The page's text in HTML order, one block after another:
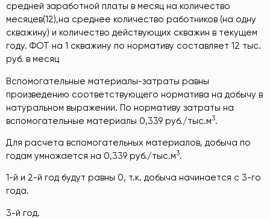
средней заработной платы в месяц на количество
месяцев(12),на среднее количество работников (на одну
скважину) и количество действующих скважин в текущем
году. ФОТ на 1 скважину по нормативу составляет 12 тыс.
руб. в месяц
Вспомогательные материалы-затраты равны
произведению соответствующего норматива на добычу в
натуральном выражении. По нормативу затраты на
вспомогательные материалы 0,339 руб./тыс.м3.
Для расчета вспомогательных материалов, добыча по
годам умножается на 0,339 руб./тыс.м3.
1-й и 2-й год будут равны 0, т.к. добыча начинается с 3-го
года.
3-й год.